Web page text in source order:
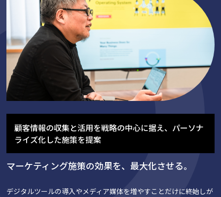
顧客情報の収集と活用を戦略の中心に据え、パーソナ
ライズ化した施策を提案
マーケティング施策の効果を、最大化させる。
デジタルツールの導入やメディア媒体を増やすことだけに終始しが